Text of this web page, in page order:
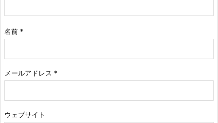
名前 *
メールアドレス *
ウェブサイト